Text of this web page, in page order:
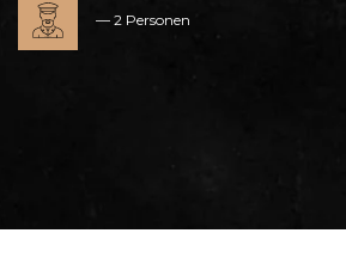
2 Personen